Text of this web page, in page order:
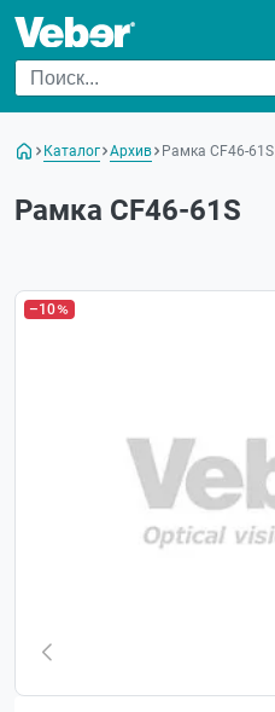
Каталог Архив Рамка CF46-61S
Рамка CF46-61S
–10